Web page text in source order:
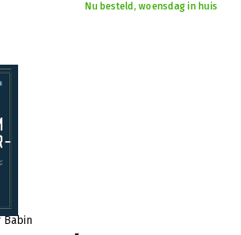
Nu besteld, woensdag in huis
Babin